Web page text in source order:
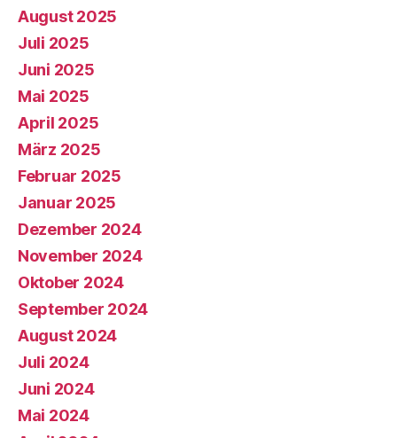
August 2025
Juli 2025
Juni 2025
Mai 2025
April 2025
März 2025
Februar 2025
Januar 2025
Dezember 2024
November 2024
Oktober 2024
September 2024
August 2024
Juli 2024
Juni 2024
Mai 2024